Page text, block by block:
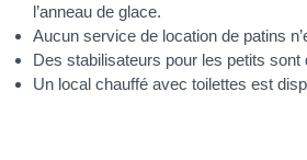
l’anneau de glace.
Aucun service de location de patins
Des stabilisateurs pour les petits sont
Un local chauffé avec toilettes est